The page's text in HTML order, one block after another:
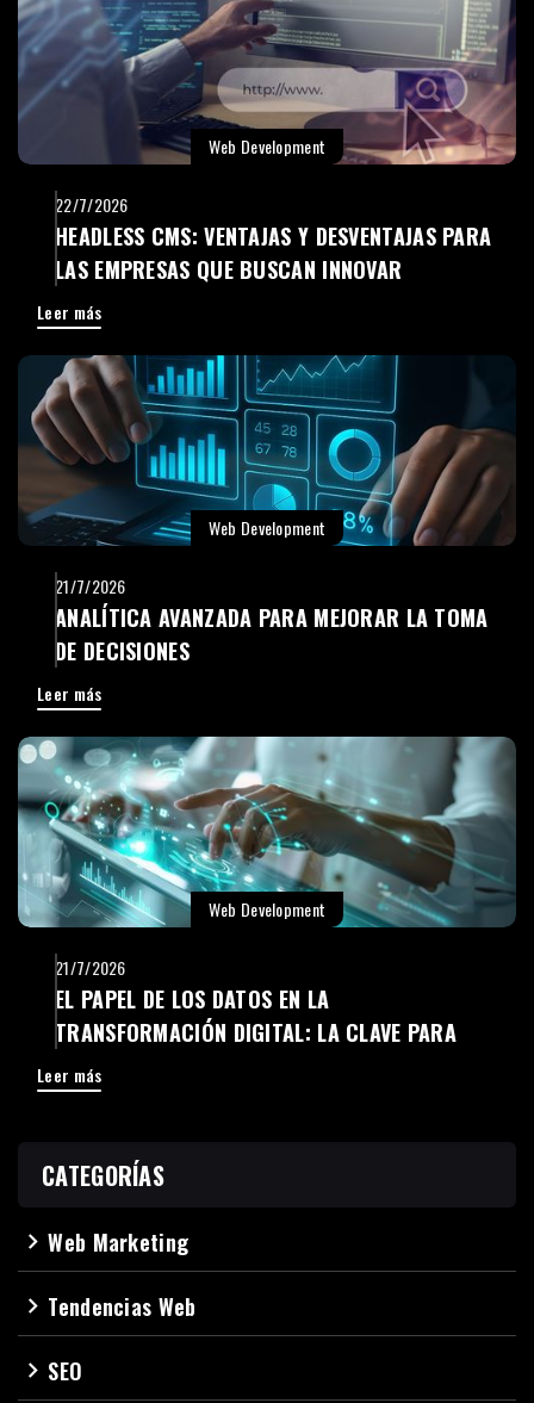
Web Development
22/7/2026
HEADLESS CMS: VENTAJAS Y DESVENTAJAS PARA
LAS EMPRESAS QUE BUSCAN INNOVAR
Leer más
Web Development
21/7/2026
ANALÍTICA AVANZADA PARA MEJORAR LA TOMA
DE DECISIONES
Leer más
Web Development
21/7/2026
EL PAPEL DE LOS DATOS EN LA
TRANSFORMACIÓN DIGITAL: LA CLAVE PARA
TOMAR MEJORES DECISIONES
Leer más
CATEGORÍAS
navigate_nextWeb Marketing
navigate_next Tendencias Web
navigate_next SEO